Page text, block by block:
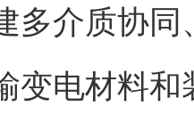
多介质协
电材料和